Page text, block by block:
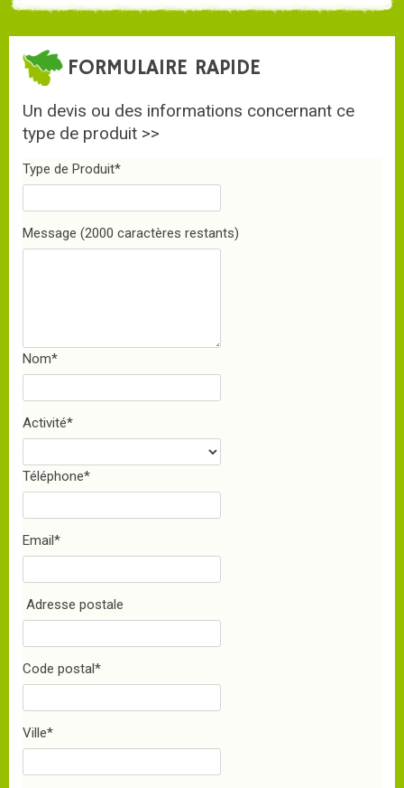
FORMULAIRE RAPIDE
Un devis ou des informations concernant ce
type de produit >>
Type de Produit*
Message (2000 caractères restants)
Nom*
Activité*
Téléphone*
Email *
Adresse postale
Code postal*
Ville*